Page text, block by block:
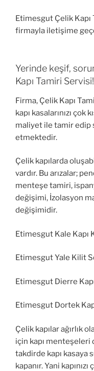
Etimesgut Çelik
firmayla iletişime
Yerinde keşif,
Kapı Tamiri Servisi!
Firma, Çelik Kapı
kapı kasalarınızı
maliyet ile tamir
etmektedir.
Çelik kapılarda
vardır. Bu arızalar;
menteşe tamiri,
değişimi, İzolasyon
değişimidir.
Etimesgut Kale Kapı
Etimesgut Yale Kilit
Etimesgut Dierre
Etimesgut Dortek
Çelik kapılar ağırlık
için kapı menteşeleri
takdirde kapı kasaya
kapanır. Yani